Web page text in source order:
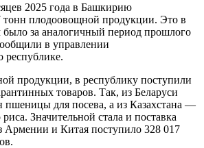
2025 года в Башкирию
тонн плодоовощной продукции. Это в
было за аналогичный период прошлого
в управлении
республике.
продукции, в республику поступили
товаров. Так, из Беларуси
пшеницы для посева, а из Казахстана —
Значительной стала и поставка
Армении и Китая поступило 328 017